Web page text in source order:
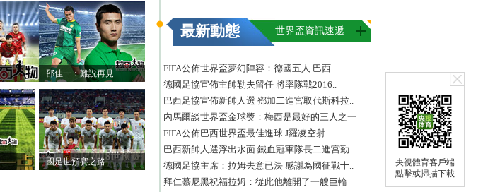
央視體育客戶端
點擊或掃描下載
邵佳一：難説再見
國足世預賽之路
最新動態 世界盃資訊速遞
FIFA公佈世界盃夢幻陣容：德國五人 巴西..
德國足協宣佈主帥勒夫留任 將率隊戰2016..
巴西足協宣佈新帥人選 鄧加二進宮取代斯科拉..
內馬爾談世界盃金球獎：梅西是最好的三人之一
FIFA公佈巴西世界盃最佳進球 J羅凌空射..
巴西新帥人選浮出水面 鐵血冠軍隊長二進宮勤..
德國足協主席：拉姆去意已決 感謝為國征戰十..
拜仁慕尼黑祝福拉姆：從此他離開了一艘巨輪